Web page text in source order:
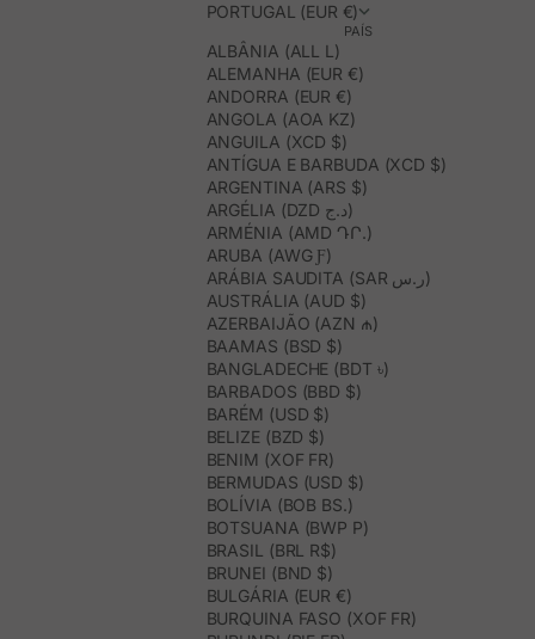
PORTUGAL (EUR €)
PAÍS
ALBÂNIA (ALL L)
ALEMANHA (EUR €)
ANDORRA (EUR €)
ANGOLA (AOA KZ)
ANGUILA (XCD $)
ANTÍGUA E BARBUDA (XCD $)
ARGENTINA (ARS $)
ARGÉLIA (DZD د.ج)
ARMÉNIA (AMD ԴՐ.)
ARUBA (AWG Ƒ)
ARÁBIA SAUDITA (SAR ر.س)
AUSTRÁLIA (AUD $)
AZERBAIJÃO (AZN ₼)
BAAMAS (BSD $)
BANGLADECHE (BDT ৳)
BARBADOS (BBD $)
BARÉM (USD $)
BELIZE (BZD $)
BENIM (XOF FR)
BERMUDAS (USD $)
BOLÍVIA (BOB BS.)
BOTSUANA (BWP P)
BRASIL (BRL R$)
BRUNEI (BND $)
BULGÁRIA (EUR €)
BURQUINA FASO (XOF FR)